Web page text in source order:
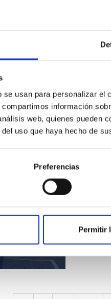
usan para personalizar
información
web, quienes pueden
uso que haya hecho de
Preferencias
Permitir
visitó el
La
visitó el
La